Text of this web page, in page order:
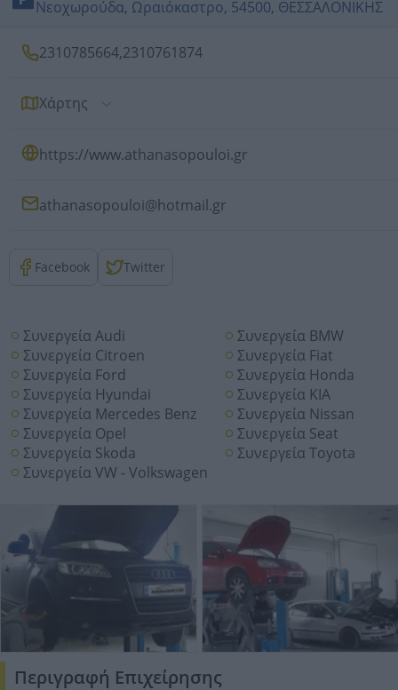
Νεοχωρούδα, Ωραιόκαστρο, 54500, ΘΕΣΣΑΛΟΝΙΚΗΣ
2310785664,2310761874
Χάρτης
https://www.athanasopouloi.gr
athanasopouloi@hotmail.gr
Facebook Twitter
Συνεργεία Audi
Συνεργεία BMW
Συνεργεία Citroen
Συνεργεία Fiat
Συνεργεία Ford
Συνεργεία Honda
Συνεργεία Hyundai
Συνεργεία KIA
Συνεργεία Mercedes Benz
Συνεργεία Nissan
Συνεργεία Opel
Συνεργεία Seat
Συνεργεία Skoda
Συνεργεία Toyota
Συνεργεία VW - Volkswagen
Περιγραφή Επιχείρησης